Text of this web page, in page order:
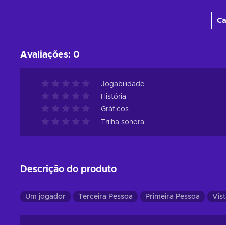
Avaliações: 0
Jogabilidade
História
Gráficos
Trilha sonora
Descrição do produto
Um jogador Terceira Pessoa Primeira Pessoa